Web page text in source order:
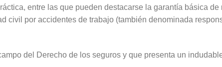
entre las que pueden destacarse la garantía básica
civil por accidentes de trabajo (también denominada
del Derecho de los seguros y que presenta un